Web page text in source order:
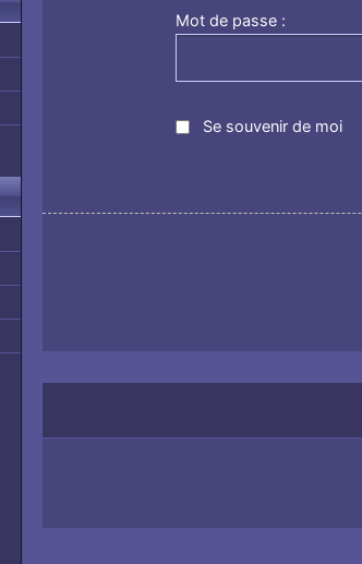
Mot de passe :
Se souvenir de moi